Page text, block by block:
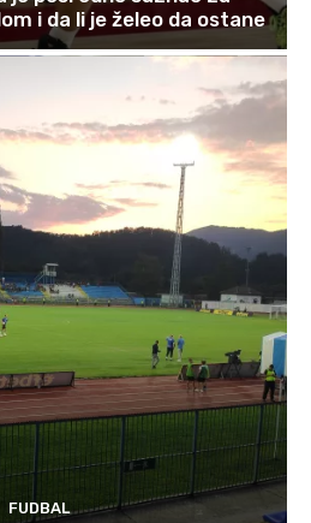
i da li je želeo da ostane
FUDBAL